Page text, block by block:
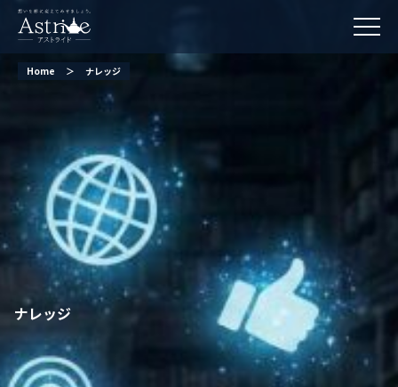
Home ＞ ナレッジ
ナレッジ